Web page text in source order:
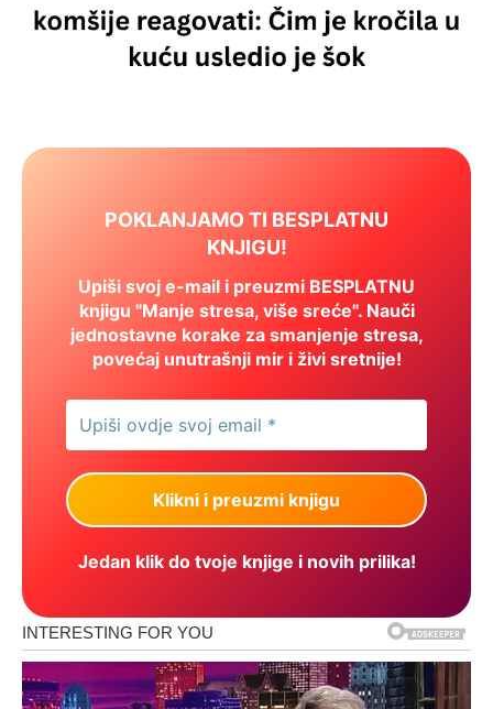
POKLANJAMO TI BESPLATNU
KNJIGU!
Upiši svoj e-mail i preuzmi BESPLATNU
knjigu "Manje stresa, više sreće". Nauči
jednostavne korake za smanjenje stresa,
povećaj unutrašnji mir i živi sretnije!
Jedan klik do tvoje knjige i novih prilika!